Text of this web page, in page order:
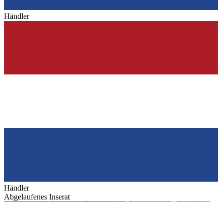
Händler
Händler
Abgelaufenes Inserat